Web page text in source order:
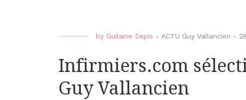
by Guilaine Depis - ACTU Guy Vallancien -
Infirmiers.com
Guy Vallancien